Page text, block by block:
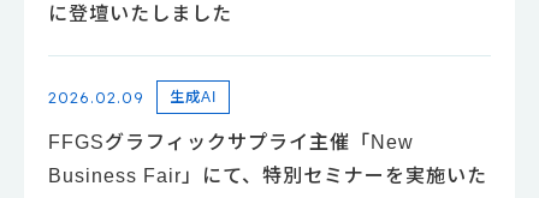
に登壇いたしました
2026.02.09 生成AI
FFGSグラフィックサプライ主催「New
Business Fair」にて、特別セミナーを実施いた